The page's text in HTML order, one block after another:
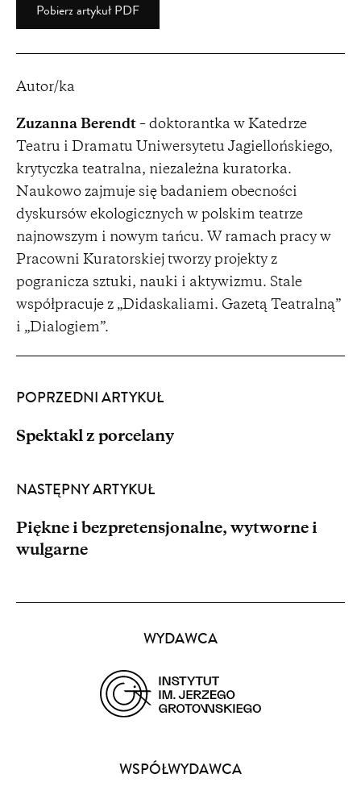
Pobierz artykuł PDF
Autor/ka
Zuzanna Berendt – doktorantka w Katedrze
Teatru i Dramatu Uniwersytetu Jagiellońskiego,
krytyczka teatralna, niezależna kuratorka.
Naukowo zajmuje się badaniem obecności
dyskursów ekologicznych w polskim teatrze
najnowszym i nowym tańcu. W ramach pracy w
Pracowni Kuratorskiej tworzy projekty z
pogranicza sztuki, nauki i aktywizmu. Stale
współpracuje z „Didaskaliami. Gazetą Teatralną”
i „Dialogiem”.
POPRZEDNI ARTYKUŁ
Spektakl z porcelany
NASTĘPNY ARTYKUŁ
Piękne i bezpretensjonalne, wytworne i
wulgarne
WYDAWCA
WSPÓŁWYDAWCA